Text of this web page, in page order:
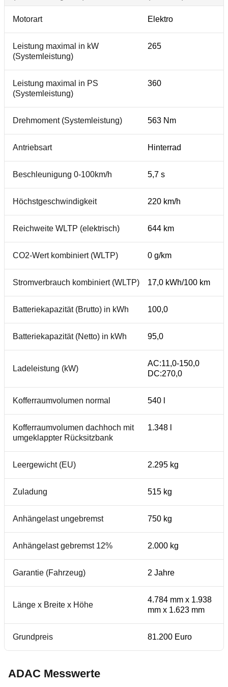
Motorart Elektro
Leistung maximal in kW
(Systemleistung)
265
Leistung maximal in PS
(Systemleistung)
360
Drehmoment (Systemleistung) 563 Nm
Antriebsart Hinterrad
Beschleunigung 0-100km/h 5,7 s
Höchstgeschwindigkeit 220 km/h
Reichweite WLTP (elektrisch) 644 km
CO2-Wert kombiniert (WLTP) 0 g/km
Stromverbrauch kombiniert (WLTP) 17,0 kWh/100 km
Batteriekapazität (Brutto) in kWh 100,0
Batteriekapazität (Netto) in kWh 95,0
Ladeleistung (kW)
AC:11,0-150,0
DC:270,0
Kofferraumvolumen normal 540 l
Kofferraumvolumen dachhoch mit
umgeklappter Rücksitzbank
1.348 l
Leergewicht (EU) 2.295 kg
Zuladung 515 kg
Anhängelast ungebremst 750 kg
Anhängelast gebremst 12% 2.000 kg
Garantie (Fahrzeug) 2 Jahre
Länge x Breite x Höhe
4.784 mm x 1.938
mm x 1.623 mm
Grundpreis 81.200 Euro
ADAC Messwerte